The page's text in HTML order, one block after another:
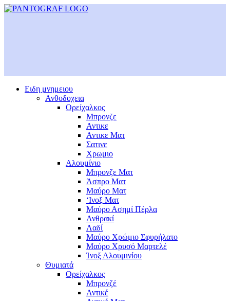
Ειδη μνημειου
Ανθοδοχεια
Ορείχαλκος
Μπρονζε
Αντικε
Αντικε Ματ
Σατινε
Χρωμιο
Αλουμίνιο
Μπρονζε Ματ
Άσπρο Ματ
Μαύρο Ματ
‘Ινοξ Ματ
Μαύρο Ασημί Πέρλα
Ανθρακί
Λαδί
Μαύρο Χρώμιο Σφυρήλατο
Μαύρο Χρυσό Μαρτελέ
Ίνοξ Αλουμινίου
Θυμιατά
Ορείχαλκος
Μπρονζέ
Αντικέ